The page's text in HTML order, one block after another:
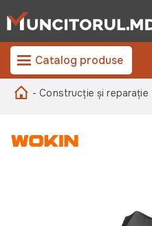
Catalog produse
- Construcție și reparație